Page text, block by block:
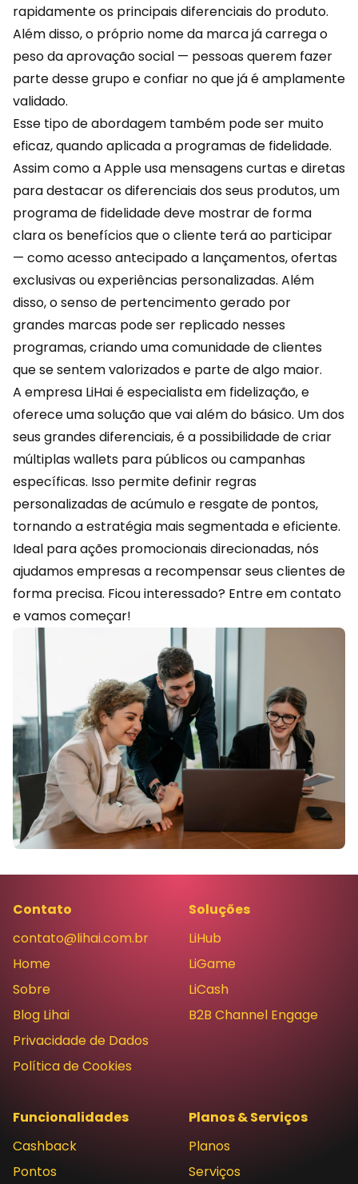
rapidamente os principais diferenciais do produto.
Além disso, o próprio nome da marca já carrega o
peso da aprovação social — pessoas querem fazer
parte desse grupo e confiar no que já é amplamente
validado.
Esse tipo de abordagem também pode ser muito
eficaz, quando aplicada a programas de fidelidade.
Assim como a Apple usa mensagens curtas e diretas
para destacar os diferenciais dos seus produtos, um
programa de fidelidade deve mostrar de forma
clara os benefícios que o cliente terá ao participar
— como acesso antecipado a lançamentos, ofertas
exclusivas ou experiências personalizadas. Além
disso, o senso de pertencimento gerado por
grandes marcas pode ser replicado nesses
programas, criando uma comunidade de clientes
que se sentem valorizados e parte de algo maior.
A empresa LiHaié especialista em fidelização, e
oferece uma solução que vai além do básico. Um dos
seus grandes diferenciais, é a possibilidade de criar
múltiplas wallets para públicos ou campanhas
específicas. Isso permite definir regras
personalizadas de acúmulo e resgate de pontos,
tornando a estratégia mais segmentada e eficiente.
Ideal para ações promocionais direcionadas, nós
ajudamos empresas a recompensar seus clientes de
forma precisa. Ficou interessado? Entre em contato
e vamos começar!
Contato
contato@lihai.com.br
Home
Sobre
Blog Lihai
Privacidade de Dados
Política de Cookies
Soluções
LiHub
LiGame
LiCash
B2B Channel Engage
Funcionalidades
Cashback
Pontos
Planos & Serviços
Planos
Serviços